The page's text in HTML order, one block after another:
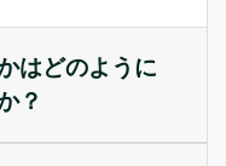
はどのように
？